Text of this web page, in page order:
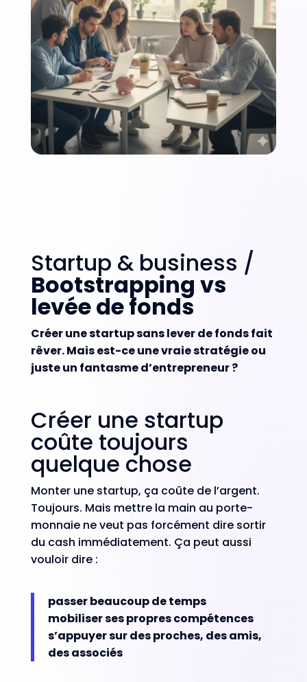
Startup & business /
Bootstrapping vs
levée de fonds
Créer une startup sans lever de fonds fait
rêver. Mais est-ce une vraie stratégie ou
juste un fantasme d’entrepreneur ?
Créer une startup
coûte toujours
quelque chose
Monter une startup, ça coûte de l’argent.
Toujours. Mais mettre la main au porte-
monnaie ne veut pas forcément dire sortir
du cash immédiatement. Ça peut aussi
vouloir dire :
passer beaucoup de temps
mobiliser ses propres compétences
s’appuyer sur des proches, des amis,
des associés